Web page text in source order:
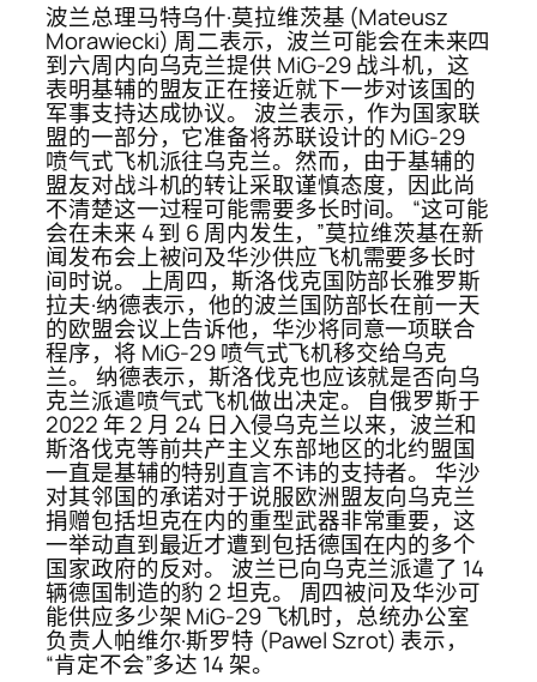
波兰总理马特乌什·莫拉维茨基 (Mateusz
Morawiecki) 周二表示，波兰可能会在未来四
到六周内向乌克兰提供 MiG-29 战斗机，这
表明基辅的盟友正在接近就下一步对该国的
军事支持达成协议。 波兰表示，作为国家联
盟的一部分，它准备将苏联设计的 MiG-29
喷气式飞机派往乌克兰。然而，由于基辅的
盟友对战斗机的转让采取谨慎态度，因此尚
不清楚这一过程可能需要多长时间。 “这可能
会在未来 4 到 6 周内发生，”莫拉维茨基在新
闻发布会上被问及华沙供应飞机需要多长时
间时说。 上周四，斯洛伐克国防部长雅罗斯
拉夫·纳德表示，他的波兰国防部长在前一天
的欧盟会议上告诉他，华沙将同意一项联合
程序，将 MiG-29 喷气式飞机移交给乌克
兰。 纳德表示，斯洛伐克也应该就是否向乌
克兰派遣喷气式飞机做出决定。 自俄罗斯于
2022 年 2 月 24 日入侵乌克兰以来，波兰和
斯洛伐克等前共产主义东部地区的北约盟国
一直是基辅的特别直言不讳的支持者。 华沙
对其邻国的承诺对于说服欧洲盟友向乌克兰
捐赠包括坦克在内的重型武器非常重要，这
一举动直到最近才遭到包括德国在内的多个
国家政府的反对。 波兰已向乌克兰派遣了 14
辆德国制造的豹 2 坦克。 周四被问及华沙可
能供应多少架 MiG-29 飞机时，总统办公室
负责人帕维尔·斯罗特 (Pawel Szrot) 表示，
“肯定不会”多达 14 架。